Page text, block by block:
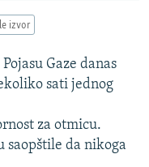
izvor
Gaze danas
sati jednog
za otmicu.
saopštile da nikoga